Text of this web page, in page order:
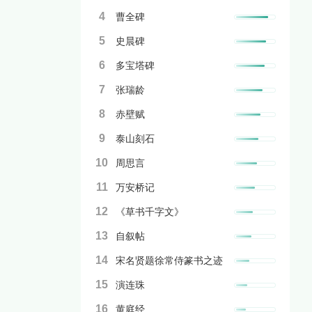
4 曹全碑
5 史晨碑
6 多宝塔碑
7 张瑞龄
8 赤壁赋
9 泰山刻石
10 周思言
11 万安桥记
12 《草书千字文》
13 自叙帖
14 宋名贤题徐常侍篆书之迹
15 演连珠
16 黄庭经